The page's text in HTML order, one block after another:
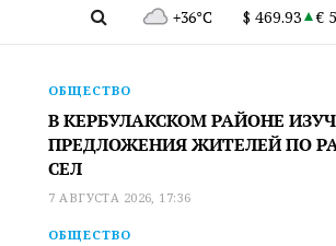
+36°C $ 469.93 €
ОБЩЕСТВО
В КЕРБУЛАКСКОМ РАЙОНЕ
ПРЕДЛОЖЕНИЯ ЖИТЕЛЕЙ ПО
СЕЛ
7 АВГУСТА 2026, 17:36
ОБЩЕСТВО